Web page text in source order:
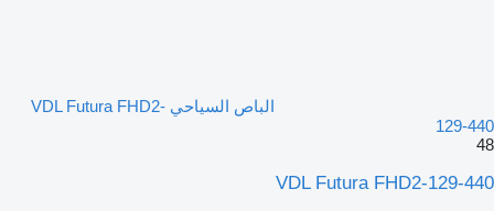
الباص السياحي VDL Futura FHD2-
129-440
48
VDL Futura FHD2-129-440